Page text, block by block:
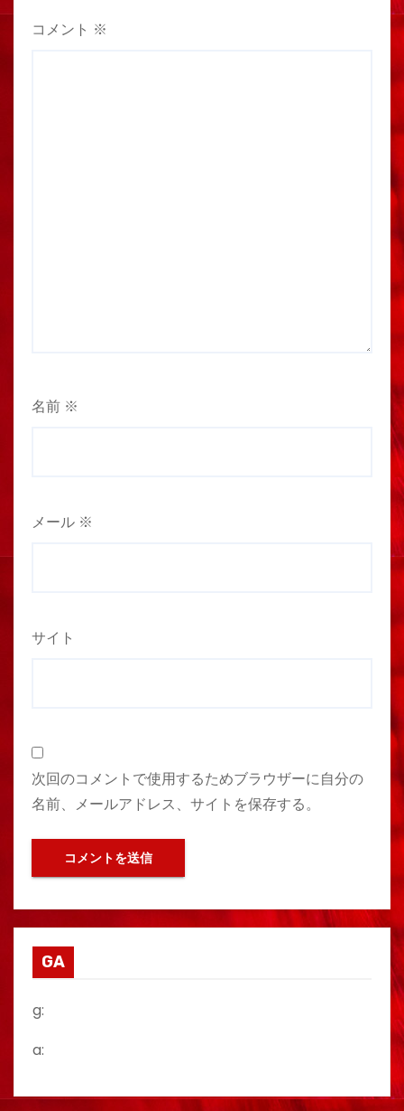
コメント ※
名前 ※
メール ※
サイト
次回のコメントで使用するためブラウザーに自分の
名前、メールアドレス、サイトを保存する。
GA
g:
a: